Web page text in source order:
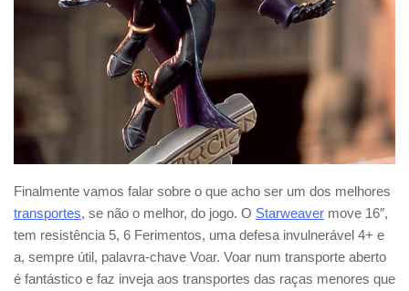
Finalmente vamos falar sobre o que acho ser um dos melhores
transportes, se não o melhor, do jogo. O Starweaver move 16″,
tem resistência 5, 6 Ferimentos, uma defesa invulnerável 4+ e
a, sempre útil, palavra-chave Voar. Voar num transporte aberto
é fantástico e faz inveja aos transportes das raças menores que